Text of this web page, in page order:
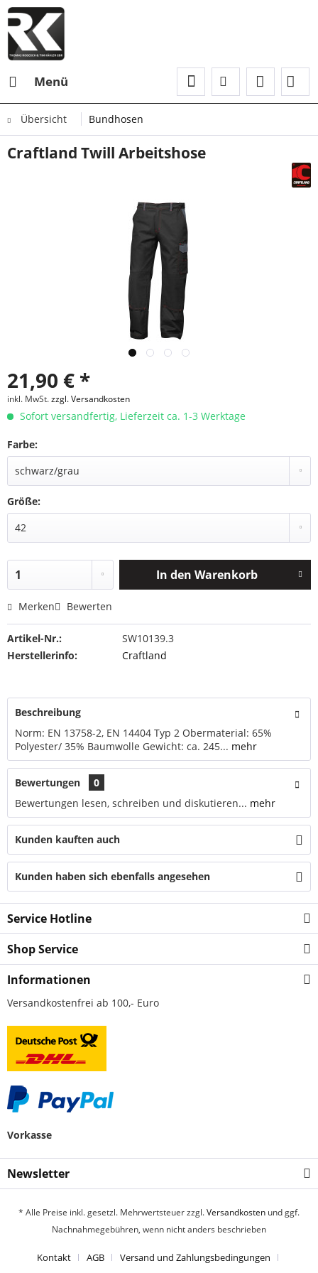
Menü
Übersicht Bundhosen
Craftland Twill Arbeitshose
21,90 € *
inkl. MwSt.zzgl. Versandkosten
Sofort versandfertig, Lieferzeit ca. 1-3 Werktage
Farbe:
Größe:
In den Warenkorb
Merken Bewerten
Artikel-Nr.:
SW10139.3
Herstellerinfo:
Craftland
Beschreibung
Norm: EN 13758-2, EN 14404 Typ 2 Obermaterial: 65%
Polyester/ 35% Baumwolle Gewicht: ca. 245... mehr
Bewertungen
0
Bewertungen lesen, schreiben und diskutieren... mehr
Kunden kauften auch
Kunden haben sich ebenfalls angesehen
Service Hotline
Shop Service
Informationen
Versandkostenfrei ab 100,- Euro
Vorkasse
Newsletter
* Alle Preise inkl. gesetzl. Mehrwertsteuer zzgl.Versandkosten und ggf.
Nachnahmegebühren, wenn nicht anders beschrieben
Kontakt AGB Versand und Zahlungsbedingungen